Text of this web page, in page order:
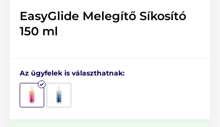
EasyGlide Melegítő Síkosító
150 ml
Az ügyfelek is választhatnak: